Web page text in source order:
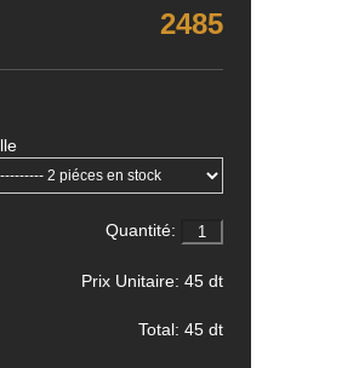
2485
Quantité:
Prix Unitaire: 45 dt
Total: 45 dt